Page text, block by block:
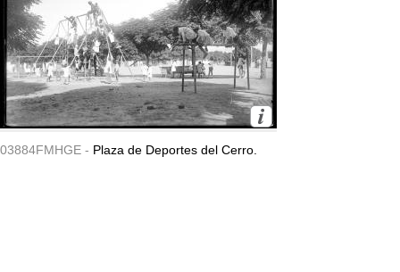
03884FMHGE - Plaza de Deportes del Cerro.